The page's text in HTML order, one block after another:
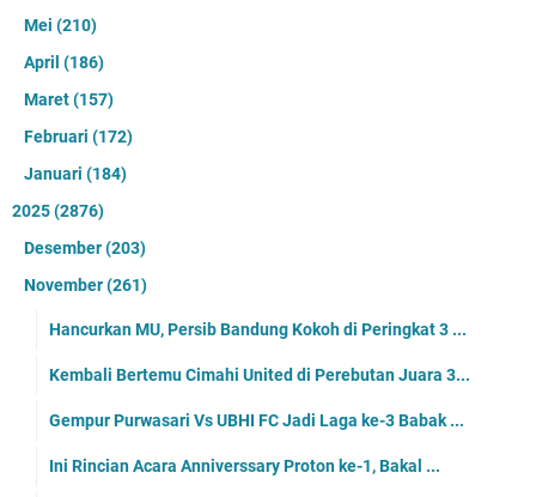
Mei (210)
April (186)
Maret(157)
Februari (172)
Januari (184)
2025(2876)
Desember(203)
November(261)
Hancurkan MU, Persib Bandung Kokoh di Peringkat 3 ...
Kembali Bertemu Cimahi United di Perebutan Juara 3...
Gempur Purwasari Vs UBHI FC Jadi Laga ke-3 Babak ...
Ini Rincian Acara Anniverssary Proton ke-1, Bakal ...